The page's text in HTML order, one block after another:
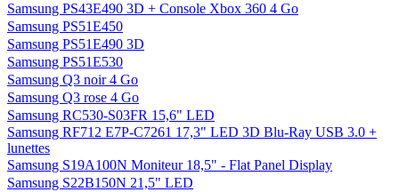
Samsung PS43E490 3D + Console Xbox 360 4 Go
Samsung PS51E450
Samsung PS51E490 3D
Samsung PS51E530
Samsung Q3 noir 4 Go
Samsung Q3 rose 4 Go
Samsung RC530-S03FR 15,6" LED
Samsung RF712 E7P-C7261 17,3" LED 3D Blu-Ray USB 3.0 +
lunettes
Samsung S19A100N Moniteur 18,5" - Flat Panel Display
Samsung S22B150N 21,5" LED